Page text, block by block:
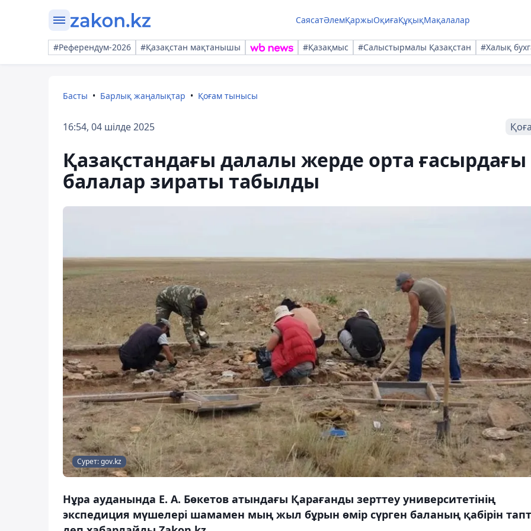
СаясатӘлемҚаржыОқиғаҚұқықМақалалар
#Референдум-2026 #Қазақстан мақтанышы #Қазақмыс #Салыстырмалы Қазақстан #Халық
Басты Барлық жаңалықтар Қоғам тынысы
16:54, 04 шілде 2025
Қазақстандағы далалы жерде орта ғасырдағы
балалар зираты табылды
Сурет: gov.kz
Нұра ауданында Е. А. Бөкетов атындағы Қарағанды зерттеу университетінің
экспедиция мүшелері шамамен мың жыл бұрын өмір сүрген баланың қабірін